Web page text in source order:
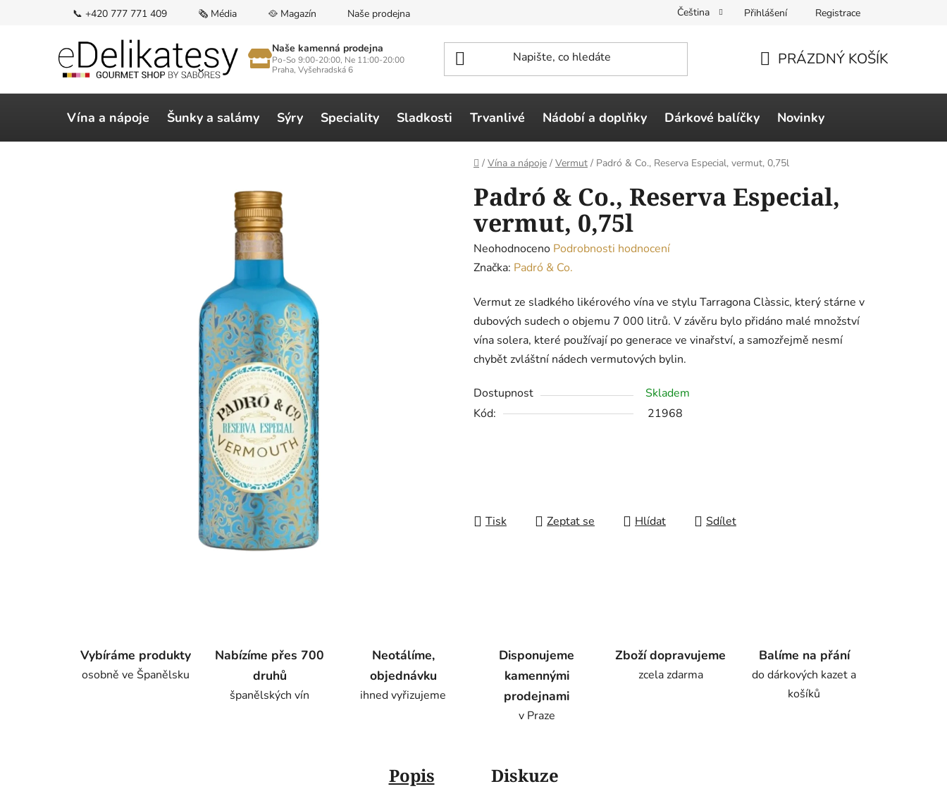
📞 +420 777 771 409 🗞️ Média 🥘 Magazín Naše prodejna Čeština Přihlášení Registrace
Naše kamenná prodejna
Po-So 9:00-20:00, Ne 11:00-20:00
Praha, Vyšehradská 6
KOŠÍK
PRÁZDNÝ KOŠÍK
Vína a nápoje Šunky a salámy Sýry Speciality Sladkosti Trvanlivé Nádobí a doplňky Dárkové balíčky Novinky
Domů
/ Vína a nápoje / Vermut / Padró & Co., Reserva Especial, vermut, 0,75l
Padró & Co., Reserva Especial,
vermut, 0,75l
Průměrné
hodnocení
je
0,0
z
5
Neohodnoceno Podrobnosti hodnocení
Značka: Padró & Co.
Vermut ze sladkého likérového vína ve stylu Tarragona Clàssic, který stárne v
dubových sudech o objemu 7 000 litrů. V závěru bylo přidáno malé množství
vína solera, které používají po generace ve vinařství, a samozřejmě nesmí
chybět zvláštní nádech vermutových bylin.
Dostupnost
Skladem
Kód:
21968
Tisk Zeptat se Hlídat Sdílet
Vybíráme produkty
osobně ve Španělsku
Nabízíme přes 700
druhů
španělských vín
Neotálíme,
objednávku
ihned vyřizujeme
Disponujeme
kamennými
prodejnami
v Praze
Zboží dopravujeme
zcela zdarma
Balíme na přání
do dárkových kazet a
košíků
Popis Diskuze